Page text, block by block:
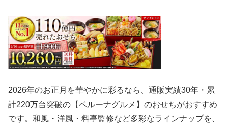
2026年のお正月を華やかに彩るなら、通販実績30年・累
計220万台突破の【ベルーナグルメ】のおせちがおすすめ
です。和風・洋風・料亭監修など多彩なラインナップを、